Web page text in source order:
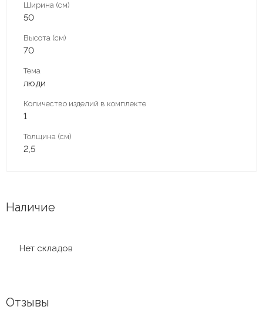
Ширина (см)
50
Высота (см)
70
Тема
люди
Количество изделий в комплекте
1
Толщина (см)
2,5
Наличие
Нет складов
Отзывы